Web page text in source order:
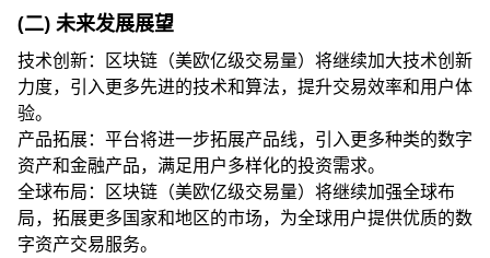
(二) 未来发展展望
技术创新：区块链（美欧亿级交易量）将继续加大技术创新
力度，引入更多先进的技术和算法，提升交易效率和用户体
验。
产品拓展：平台将进一步拓展产品线，引入更多种类的数字
资产和金融产品，满足用户多样化的投资需求。
全球布局：区块链（美欧亿级交易量）将继续加强全球布
局，拓展更多国家和地区的市场，为全球用户提供优质的数
字资产交易服务。